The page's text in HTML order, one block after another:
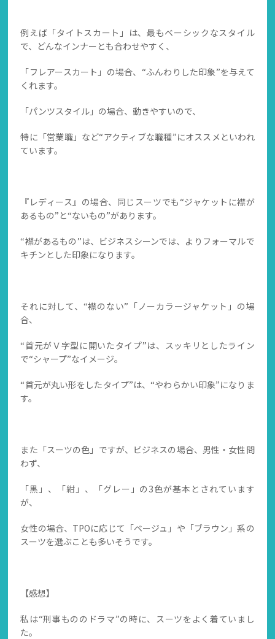
例えば「タイトスカート」は、最もベーシックなスタイル
で、どんなインナーとも合わせやすく、
「フレアースカート」の場合、“ふんわりした印象”を与えて
くれます。
「パンツスタイル」の場合、動きやすいので、
特に「営業職」など“アクティブな職種”にオススメといわれ
ています。
『レディース』の場合、同じスーツでも“ジャケットに襟が
あるもの”と“ないもの”があります。
“襟があるもの”は、ビジネスシーンでは、よりフォーマルで
キチンとした印象になります。
それに対して、“襟のない”「ノーカラージャケット」の場
合、
“首元がＶ字型に開いたタイプ”は、スッキリとしたライン
で“シャープ”なイメージ。
“首元が丸い形をしたタイプ”は、“やわらかい印象”になりま
す。
また「スーツの色」ですが、ビジネスの場合、男性・女性問
わず、
「黒」、「紺」、「グレー」の3色が基本とされています
が、
女性の場合、TPOに応じて「ベージュ」や「ブラウン」系の
スーツを選ぶことも多いそうです。
【感想】
私は“刑事もののドラマ”の時に、スーツをよく着ていまし
た。